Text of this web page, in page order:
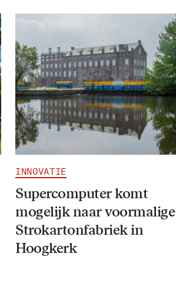
INNOVATIE
Supercomputer komt
mogelijk naar voormalige
Strokartonfabriek in
Hoogkerk